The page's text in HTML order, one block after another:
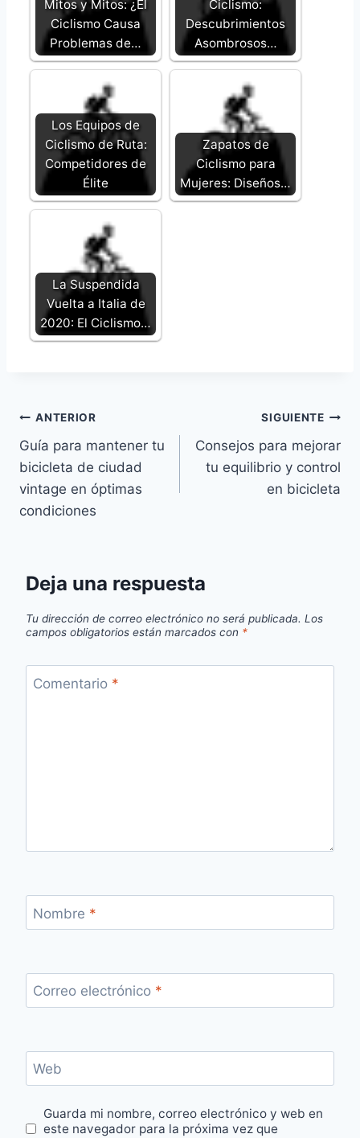
Mitos y Mitos: ¿El
Ciclismo Causa
Problemas de…
Ciclismo:
Descubrimientos
Asombrosos…
Los Equipos de
Ciclismo de Ruta:
Competidores de
Élite
Zapatos de
Ciclismo para
Mujeres: Diseños…
La Suspendida
Vuelta a Italia de
2020: El Ciclismo…
Navegación
de
entradas
ANTERIOR
Guía para mantener tu
bicicleta de ciudad
vintage en óptimas
condiciones
SIGUIENTE
Consejos para mejorar
tu equilibrio y control
en bicicleta
Deja una respuesta
Tu dirección de correo electrónico no será publicada. Los
campos obligatorios están marcados con *
Comentario *
Nombre *
Correo electrónico *
Web
Guarda mi nombre, correo electrónico y web en
este navegador para la próxima vez que